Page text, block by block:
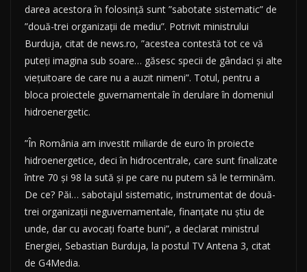
darea acestora în folosință sunt ”sabotate sistematic” de
”două-trei organizații de mediu”. Potrivit ministrului
Burduja, citat de news.ro, ”acestea contestă tot ce vă
puteți imagina sub soare… găsesc specii de gândaci și alte
viețuitoare de care nu a auzit nimeni”. Totul, pentru a
bloca proiectele guvernamentale în derulare în domeniul
hidroenergetic.
”În România am investit miliarde de euro în proiecte
hidroenergetice, deci în hidrocentrale, care sunt finalizate
între 70 şi 98 la sută şi pe care nu putem să le terminăm.
De ce? Păi… sabotajul sistematic, instrumentat de două-
trei organizaţii neguvernamentale, finanţate nu ştiu de
unde, dar cu avocaţi foarte buni”, a declarat ministrul
Energiei, Sebastian Burduja, la postul TV Antena 3, citat
de G4Media.